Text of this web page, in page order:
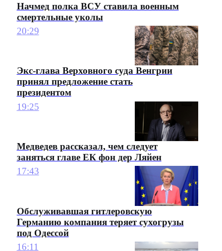
Начмед полка ВСУ ставила военным
смертельные уколы
20:29
Экс-глава Верховного суда Венгрии
принял предложение стать
президентом
19:25
Медведев рассказал, чем следует
заняться главе ЕК фон дер Ляйен
17:43
Обслуживавшая гитлеровскую
Германию компания теряет сухогрузы
под Одессой
16:11